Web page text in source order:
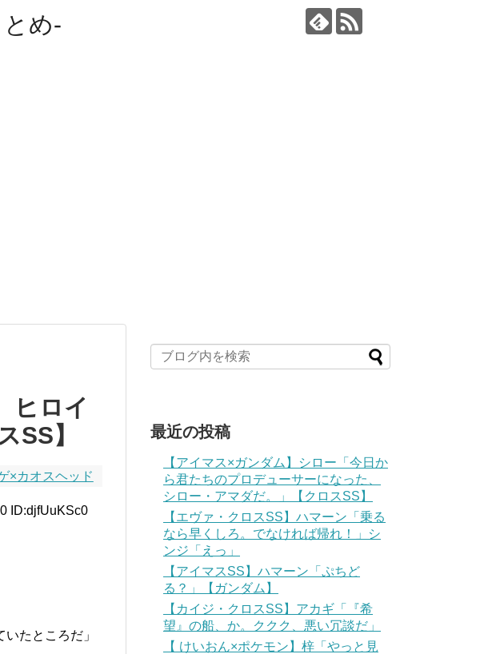
め-
ヒロイ
SS】
×カオスヘッド
ID:djfUuKSc0
たところだ」
最近の投稿
【アイマス×ガンダム】シロー「今日か
ら君たちのプロデューサーになった、
シロー・アマダだ。」【クロスSS】
【エヴァ・クロスSS】ハマーン「乗る
なら早くしろ。でなければ帰れ！」シ
ンジ「えっ」
【アイマスSS】ハマーン「ぷちど
る？」【ガンダム】
【カイジ・クロスSS】アカギ「『希
望』の船、か。ククク、悪い冗談だ」
【 けいおん×ポケモン】梓「やっと見